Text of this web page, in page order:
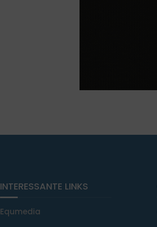
INTERESSANTE LINKS
Equmedia